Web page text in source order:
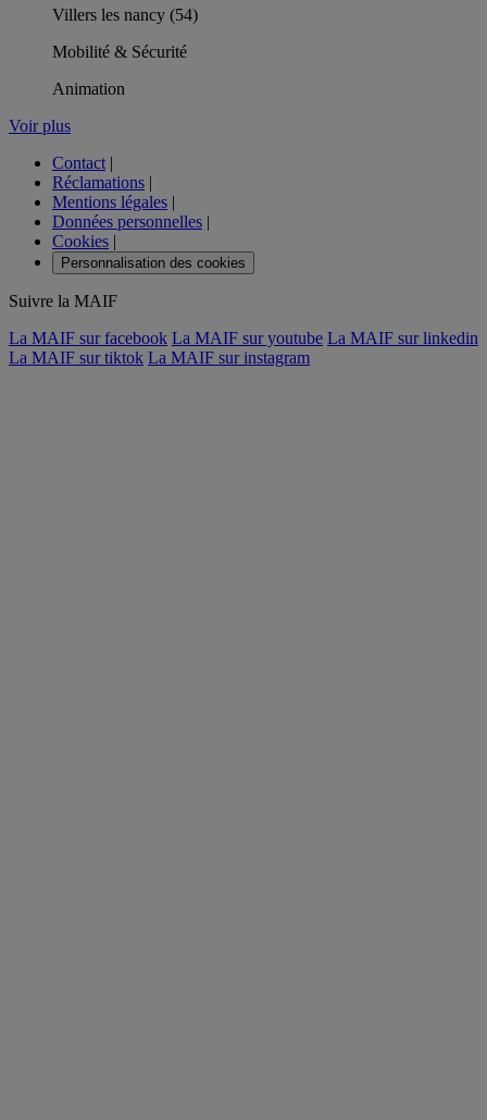
Villers les nancy (54)
Mobilité & Sécurité
Animation
Voir plus
Contact |
Réclamations |
Mentions légales |
Données personnelles |
Cookies |
Personnalisation des cookies
Suivre la MAIF
La MAIF sur facebook La MAIF sur youtube La MAIF sur linkedin
La MAIF sur tiktok La MAIF sur instagram